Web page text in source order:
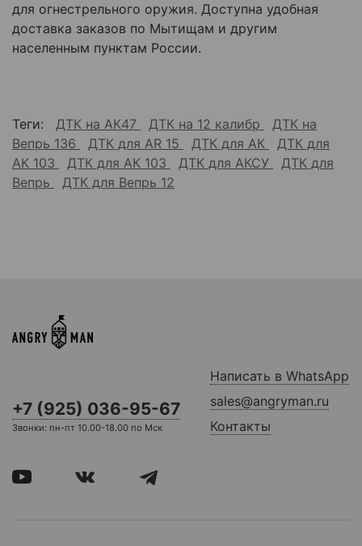
для огнестрельного оружия. Доступна удобная
доставка заказов по Мытищам и другим
населенным пунктам России.
Теги: ДТК на АК47 ДТК на 12 калибр
ДТК на
Вепрь 136
ДТК для AR 15 ДТК для АК
ДТК для
АК 103
ДТК для АК 103 ДТК для АКСУ
ДТК для
Вепрь
ДТК для Вепрь 12
+7 (925) 036-95-67
Звонки: пн-пт 10.00-18.00 по Мск
Написать в WhatsApp
sales@angryman.ru
Контакты